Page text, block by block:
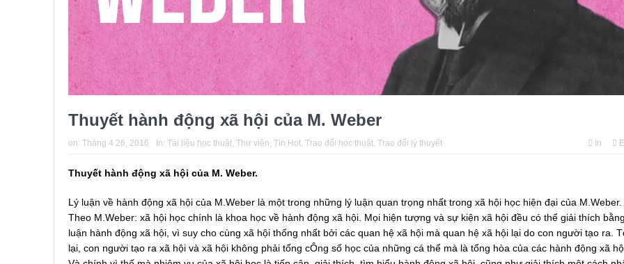
Thuyết hành động xã hội của M. Weber
on: Tháng 4 26, 2016 In: Tài liệu học thuật, Thư viện, Tin Hot, Trao đổi học thuật, Trao đổi lý thuyết In
Thuyết hành động xã hội của M. Weber.
Lý luận về hành động xã hội của M.Weber là một trong những lý luận quan trọng nhất trong xã hội học hiện đại của M.Weber.
Theo M.Weber: xã hội học chính là khoa học về hành động xã hội. Mọi hiện tượng và sự kiện xã hội đều có thể giải thích
luận hành động xã hội, vì suy cho cùng xã hội thống nhất bởi các quan hệ xã hội mà quan hệ xã hội lại do con người tạo ra.
lại, con người tạo ra xã hội và xã hội không phải tổng cÔng số học của những cá thể mà là tổng hòa của các hành động xã